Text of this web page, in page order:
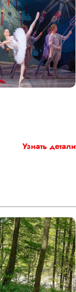
Узнать детали